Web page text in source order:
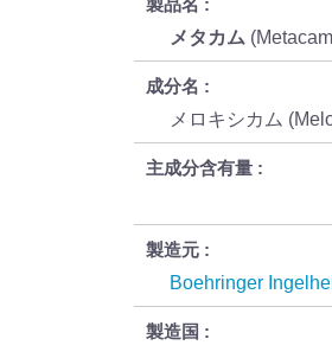
メタカム
成分名
メロキシカム
主成分含有量
製造元
Boehringer
製造国